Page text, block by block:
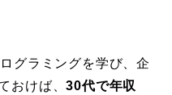
グラミングを学び、企
おけば、30代で年収